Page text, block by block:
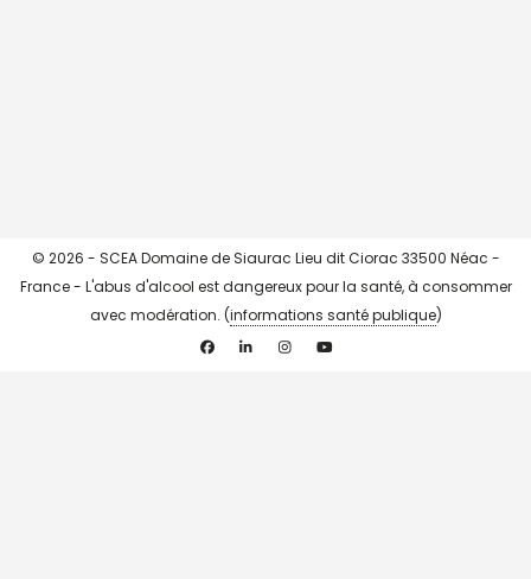
© 2026 - SCEA Domaine de Siaurac Lieu dit Ciorac 33500 Néac -
France - L'abus d'alcool est dangereux pour la santé, à consommer
avec modération. (informations santé publique)
FacebookLinkedin InstagramYouTube